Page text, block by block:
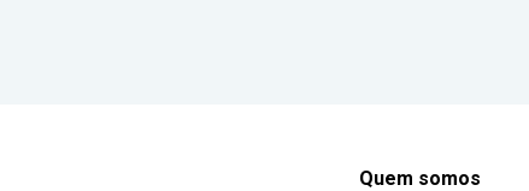
Quem somos